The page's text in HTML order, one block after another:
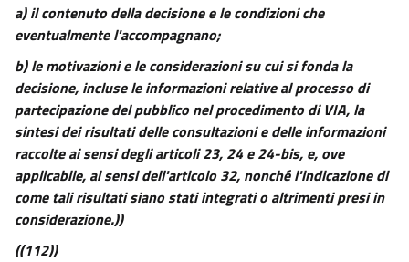
24 bis
25
26
26 bis
27
27 bis
27 ter
28
a) il contenuto della decisione e le condizioni che
eventualmente l'accompagnano;
b) le motivazioni e le considerazioni su cui si fonda la
decisione, incluse le informazioni relative al processo di
partecipazione del pubblico nel procedimento di VIA, la
sintesi dei risultati delle consultazioni e delle informazioni
raccolte ai sensi degli articoli 23, 24 e 24-bis, e, ove
applicabile, ai sensi dell'articolo 32, nonché l'indicazione di
come tali risultati siano stati integrati o altrimenti presi in
considerazione.))
((112))